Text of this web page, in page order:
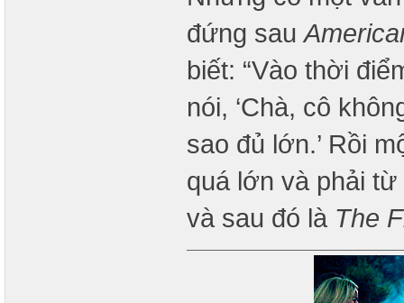
đứng sau
biết: “Vào thời
nói, ‘Chà, cô
sao đủ lớn.’ Rồi
quá lớn và phải
và sau đó là The